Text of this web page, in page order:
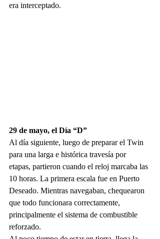
era interceptado.
29 de mayo, el Día “D”
Al día siguiente, luego de preparar el Twin
para una larga e histórica travesía por
etapas, partieron cuando el reloj marcaba las
10 horas. La primera escala fue en Puerto
Deseado. Mientras navegaban, chequearon
que todo funcionara correctamente,
principalmente el sistema de combustible
reforzado.